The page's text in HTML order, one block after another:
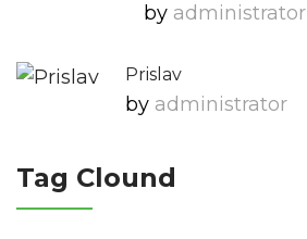
by Administrator
Prislav
by Administrator
Tag Clound